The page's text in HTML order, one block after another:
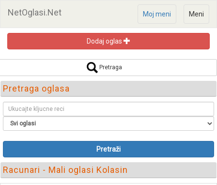
NetOglasi.Net Meni
Moj meni
Dodaj oglas
Pretraga
Pretraga oglasa
Pretraži
Racunari - Mali oglasi Kolasin